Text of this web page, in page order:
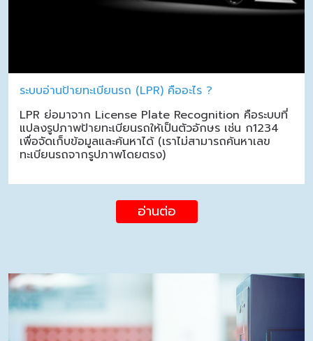
ระบบอ่านป้ายทะเบียนรถ (LPR) คืออะไร ?
LPR ย่อมาจาก License Plate Recognition คือระบบที่
แปลงรูปภาพป้ายทะเบียนรถให้เป็นตัวอักษร เช่น ก1234
เพื่อจัดเก็บข้อมูลและค้นหาได้ (เราไม่สามารถค้นหาเลข
ทะเบียนรถจากรูปภาพโดยตรง)
อ่านต่อ